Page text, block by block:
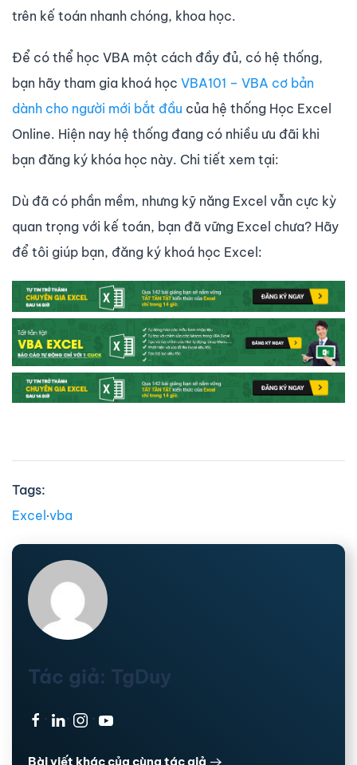
trên kế toán nhanh chóng, khoa học.
Để có thể học VBA một cách đầy đủ, có hệ thống,
bạn hãy tham gia khoá học VBA101 – VBA cơ bản
dành cho người mới bắt đầu của hệ thống Học Excel
Online. Hiện nay hệ thống đang có nhiều ưu đãi khi
bạn đăng ký khóa học này. Chi tiết xem tại:
Dù đã có phần mềm, nhưng kỹ năng Excel vẫn cực kỳ
quan trọng với kế toán, bạn đã vững Excel chưa? Hãy
để tôi giúp bạn, đăng ký khoá học Excel:
Tags:
Excel ∙vba
Tác giả: TgDuy
· · ·
Bài viết khác của cùng tác giả